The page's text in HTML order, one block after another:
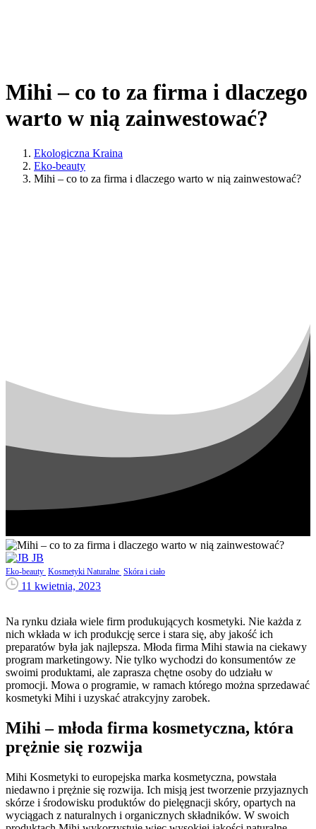
Mihi – co to za firma i dlaczego
warto w nią zainwestować?
Ekologiczna Kraina
Eko-beauty
Mihi – co to za firma i dlaczego warto w nią zainwestować?
JB
Eko-beauty Kosmetyki Naturalne Skóra i ciało
11 kwietnia, 2023
Na rynku działa wiele firm produkujących kosmetyki. Nie każda z
nich wkłada w ich produkcję serce i stara się, aby jakość ich
preparatów była jak najlepsza. Młoda firma Mihi stawia na ciekawy
program marketingowy. Nie tylko wychodzi do konsumentów ze
swoimi produktami, ale zaprasza chętne osoby do udziału w
promocji. Mowa o programie, w ramach którego można sprzedawać
kosmetyki Mihi i uzyskać atrakcyjny zarobek.
Mihi – młoda firma kosmetyczna, która
prężnie się rozwija
Mihi Kosmetyki to europejska marka kosmetyczna, powstała
niedawno i prężnie się rozwija. Ich misją jest tworzenie przyjaznych
skórze i środowisku produktów do pielęgnacji skóry, opartych na
wyciągach z naturalnych i organicznych składników. W swoich